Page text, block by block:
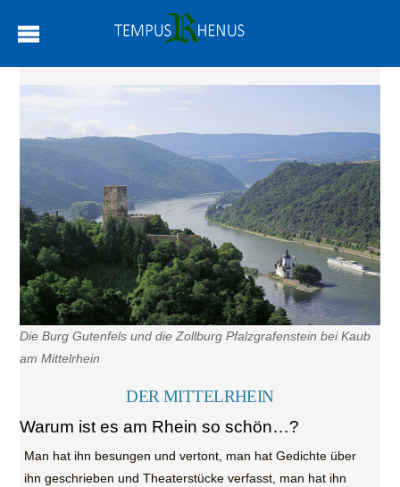
Die Burg Gutenfels und die Zollburg Pfalzgrafenstein bei Kaub
am Mittelrhein
DER MITTELRHEIN
Warum ist es am Rhein so schön…?
Man hat ihn besungen und vertont, man hat Gedichte über
ihn geschrieben und Theaterstücke verfasst, man hat ihn